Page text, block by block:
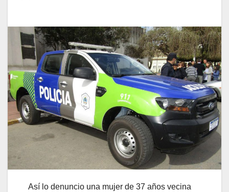
Así lo denuncio una mujer de 37 años vecina